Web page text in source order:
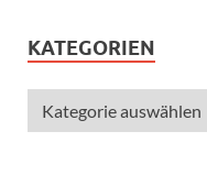
KATEGORIEN